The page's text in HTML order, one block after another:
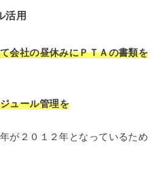
活用
会社の昼休みにＰＴＡの書類を
ュール管理を
が２０１２年となっているため